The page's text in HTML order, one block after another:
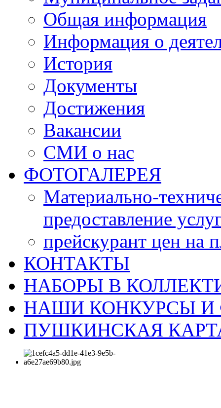
Общая информация
Информация о
История
Документы
Достижения
Вакансии
СМИ о нас
ФОТОГАЛЕРЕЯ
Материально-
предоставление
прейскурант цен на
КОНТАКТЫ
НАБОРЫ В
НАШИ КОНКУРСЫ И
ПУШКИНСКАЯ